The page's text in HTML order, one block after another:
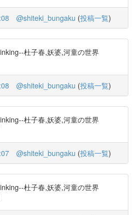
@shiteki_bungaku (投稿一覧)
杜子春,妖婆,河童の世界
@shiteki_bungaku (投稿一覧)
杜子春,妖婆,河童の世界
@shiteki_bungaku (投稿一覧)
杜子春,妖婆,河童の世界